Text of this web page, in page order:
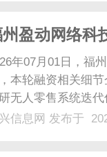
盈动网络科
智慧便民新零
年07月01日，福
本轮融资相关细
无人零售系统迭
利店品牌全国门
信息网 发布于